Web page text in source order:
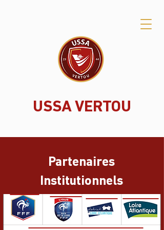
USSA VERTOU
Partenaires
Institutionnels